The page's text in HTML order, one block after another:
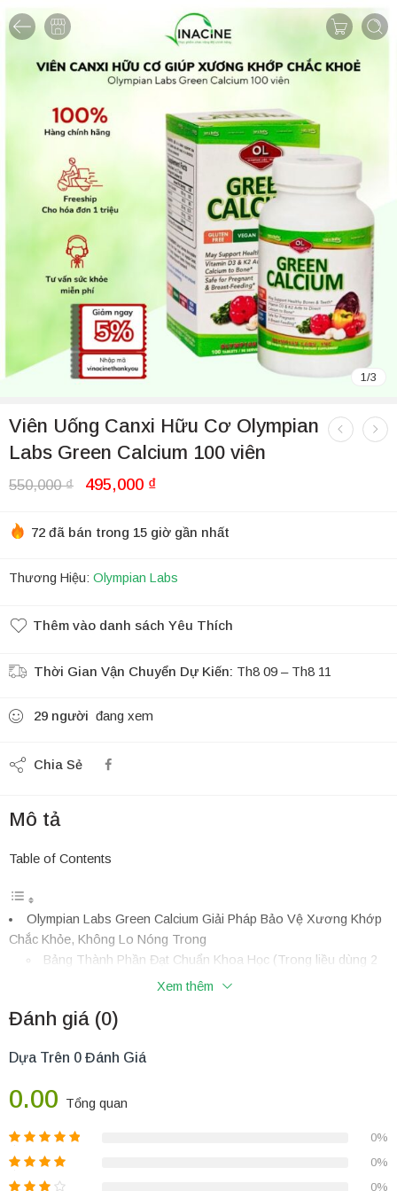
1/3
Viên Uống Canxi Hữu Cơ Olympian
Labs Green Calcium 100 viên
550,000₫ 495,000 ₫
72 đã bán trong 15 giờ gần nhất
Thương Hiệu: Olympian Labs
Thêm vào danh sách Yêu Thích
Thời Gian Vận Chuyển Dự Kiến: Th8 09 – Th8 11
29 người đang xem
Chia Sẻ
Mô tả
Table of Contents
Olympian Labs Green Calcium Giải Pháp Bảo Vệ Xương Khớp
Chắc Khỏe, Không Lo Nóng Trong
Bảng Thành Phần Đạt Chuẩn Khoa Học (Trong liều dùng 2
Calcium
Đối Tượng Sử Dụng Khuyên Dùng
Mẹo Chăm Sóc & Bảo Quản Hệ Xương Khớp
1. Đang mang bầu uống Green Calcium có lo bị táo bón
không?
2. Một hộp 100 viên Green Calcium dùng được trong bao
Xem thêm
Đánh giá (0)
Dựa Trên 0 Đánh Giá
0.00 Tổng quan
0%
0%
0%